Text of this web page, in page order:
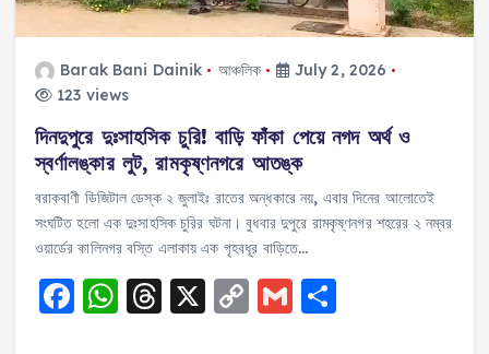
Barak Bani Dainik আঞ্চলিক
July 2, 2026
123 views
দিনদুপুরে দুঃসাহসিক চুরি! বাড়ি ফাঁকা পেয়ে নগদ অর্থ ও
স্বর্ণালঙ্কার লুট, রামকৃষ্ণনগরে আতঙ্ক
বরাকবাণী ডিজিটাল ডেস্ক ২ জুলাইঃ রাতের অন্ধকারে নয়, এবার দিনের আলোতেই
সংঘটিত হলো এক দুঃসাহসিক চুরির ঘটনা। বুধবার দুপুরে রামকৃষ্ণনগর শহরের ২ নম্বর
ওয়ার্ডের কালিনগর বস্তি এলাকায় এক গৃহবধূর বাড়িতে…
F WT X C G S